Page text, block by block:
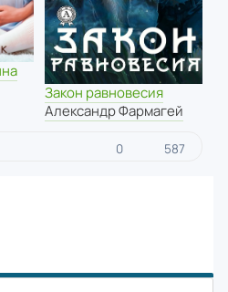
Закон равновесия
Александр Фармагей
0 587